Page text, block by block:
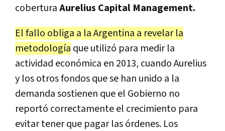
coberturaAurelius Capital Management.
El fallo obliga a la Argentina a revelar la
metodología que utilizó para medir la
actividad económica en 2013, cuando Aurelius
y los otros fondos que se han unido a la
demanda sostienen que el Gobierno no
reportó correctamente el crecimiento para
evitar tener que pagar las órdenes. Los